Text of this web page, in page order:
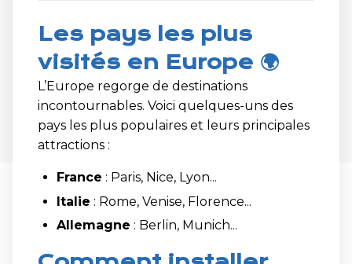
Les pays les plus
visités en Europe 🌍
L’Europe regorge de destinations
incontournables. Voici quelques-uns des
pays les plus populaires et leurs principales
attractions :
France : Paris, Nice, Lyon...
Italie : Rome, Venise, Florence...
Allemagne : Berlin, Munich...